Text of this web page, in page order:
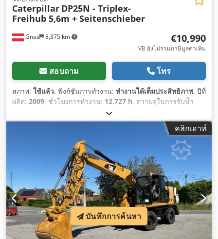
Gnas 8,375 km
Caterpillar DP25N - Triplex-
Freihub 5,6m + Seitenschieber
€10,990
VB ยังไม่รวมภาษีมูลค่าเพิ่ม
สอบถาม โทร
สภาพ: ใช้แล้ว, ฟังก์ชันการทำงาน: ทำงานได้เต็มประสิทธิภาพ, ปีที่
ผลิต: 2009, ชั่วโมงการทำงาน: 12,727 h, ความจุในการรับน้ำ
5,600 มม
ประเภทเสา:ทริเพล็กซ์, ความสูงอาคาร:2,370 มม, กำลัง:38 กิโล
คลิกเอาท์
บันทึกการค้นหา